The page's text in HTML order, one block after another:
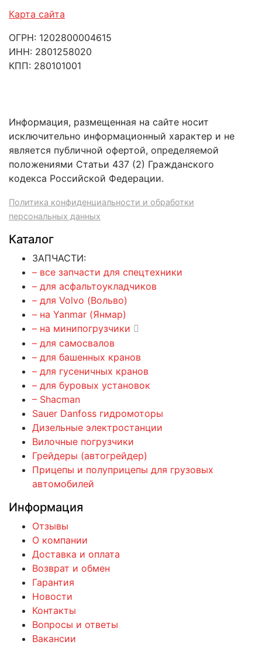
Карта сайта
ОГРН: 1202800004615
ИНН: 2801258020
КПП: 280101001
Информация, размещенная на сайте носит
исключительно информационный характер и не
является публичной офертой, определяемой
положениями Статьи 437 (2) Гражданского
кодекса Российской Федерации.
Политика конфиденциальности и обработки
персональных данных
Каталог
ЗАПЧАСТИ:
– все запчасти для спецтехники
– для асфальтоукладчиков
– для Volvo (Вольво)
– на Yanmar (Янмар)
– на минипогрузчики
– для самосвалов
– для башенных кранов
– для гусеничных кранов
– для буровых установок
– Shacman
Sauer Danfoss гидромоторы
Дизельные электростанции
Вилочные погрузчики
Грейдеры (автогрейдер)
Прицепы и полуприцепы для грузовых
автомобилей
Информация
Отзывы
О компании
Доставка и оплата
Возврат и обмен
Гарантия
Новости
Контакты
Вопросы и ответы
Вакансии